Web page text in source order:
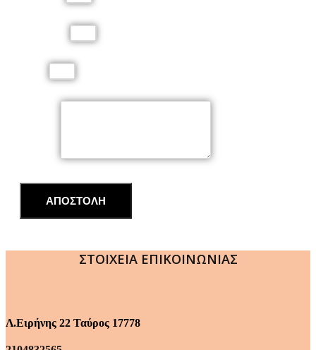
ΑΠΟΣΤΟΛΗ
ΣΤΟΙΧΕΙΑ ΕΠΙΚΟΙΝΩΝΙΑΣ
Λ.Ειρήνης 22 Ταύρος 17778